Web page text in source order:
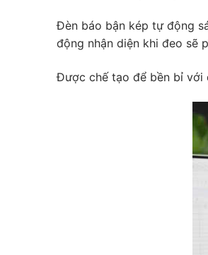
Đèn báo bận kép tự động
động nhận diện khi đeo sẽ
Được chế tạo để bền bỉ với